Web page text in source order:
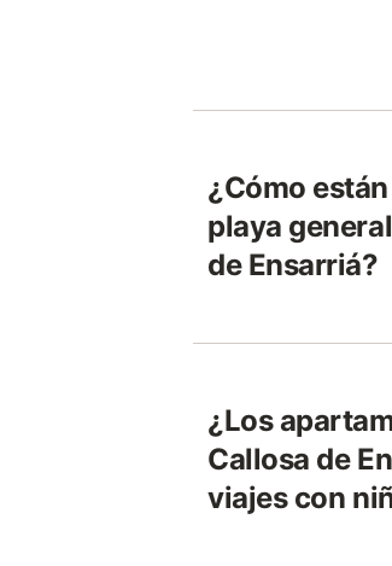
¿Cómo
playa
de Ensarriá?
¿Los
Callosa de
viajes con